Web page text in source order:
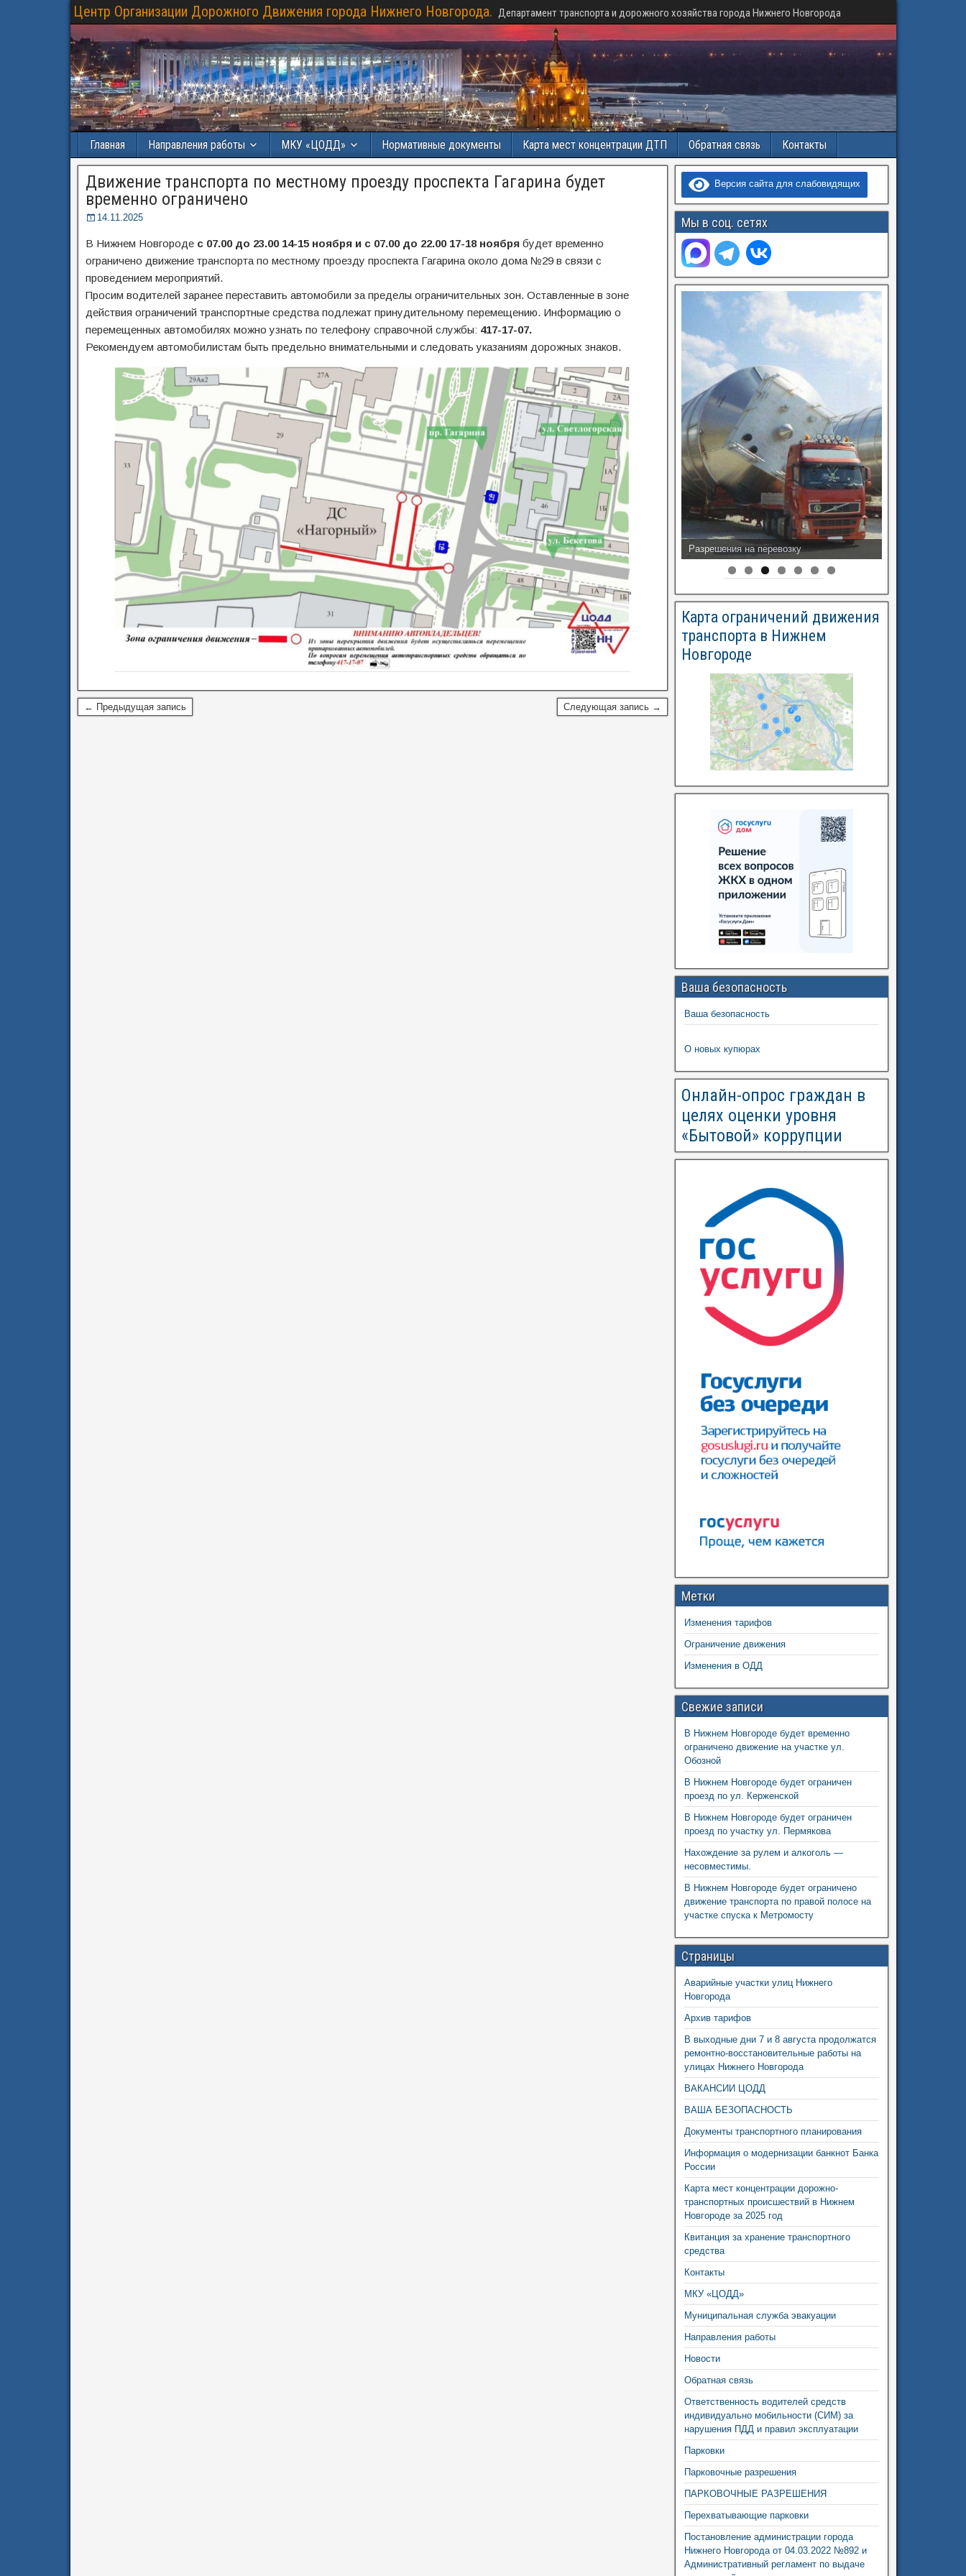
Центр Организации Дорожного Движения города Нижнего Новгорода. Департамент транспорта и дорожного хозяйства города Нижнего Новгорода
Главная Направления работы МКУ «ЦОДД» Нормативные документы Карта мест концентрации ДТП Обратная связь Контакты
Движение транспорта по местному проезду проспекта Гагарина будет
временно ограничено
14.11.2025
В Нижнем Новгороде с 07.00 до 23.00 14-15 ноября и с 07.00 до 22.00 17-18 ноябрябудет временно
ограничено движение транспорта по местному проезду проспекта Гагарина около дома №29 в связи с
проведением мероприятий.
Просим водителей заранее переставить автомобили за пределы ограничительных зон. Оставленные в зоне
действия ограничений транспортные средства подлежат принудительному перемещению. Информацию о
перемещенных автомобилях можно узнать по телефону справочной службы: 417-17-07.
Рекомендуем автомобилистам быть предельно внимательными и следовать указаниям дорожных знаков.
← Предыдущая запись Следующая запись →
Версия сайта для слабовидящих
Мы в соц. сетях
Разрешения на перевозку
Карта ограничений движения
транспорта в Нижнем
Новгороде
Ваша безопасность
Ваша безопасность
О новых купюрах
Онлайн-опрос граждан в
целях оценки уровня
«Бытовой» коррупции
Метки
Изменения тарифов
Ограничение движения
Изменения в ОДД
Свежие записи
В Нижнем Новгороде будет временно
ограничено движение на участке ул.
Обозной
В Нижнем Новгороде будет ограничен
проезд по ул. Керженской
В Нижнем Новгороде будет ограничен
проезд по участку ул. Пермякова
Нахождение за рулем и алкоголь —
несовместимы.
В Нижнем Новгороде будет ограничено
движение транспорта по правой полосе на
участке спуска к Метромосту
Страницы
Аварийные участки улиц Нижнего
Новгорода
Архив тарифов
В выходные дни 7 и 8 августа продолжатся
ремонтно-восстановительные работы на
улицах Нижнего Новгорода
ВАКАНСИИ ЦОДД
ВАША БЕЗОПАСНОСТЬ
Документы транспортного планирования
Информация о модернизации банкнот Банка
России
Карта мест концентрации дорожно-
транспортных происшествий в Нижнем
Новгороде за 2025 год
Квитанция за хранение транспортного
средства
Контакты
МКУ «ЦОДД»
Муниципальная служба эвакуации
Направления работы
Новости
Обратная связь
Ответственность водителей средств
индивидуально мобильности (СИМ) за
нарушения ПДД и правил эксплуатации
Парковки
Парковочные разрешения
ПАРКОВОЧНЫЕ РАЗРЕШЕНИЯ
Перехватывающие парковки
Постановление администрации города
Нижнего Новгорода от 04.03.2022 №892 и
Административный регламент по выдаче